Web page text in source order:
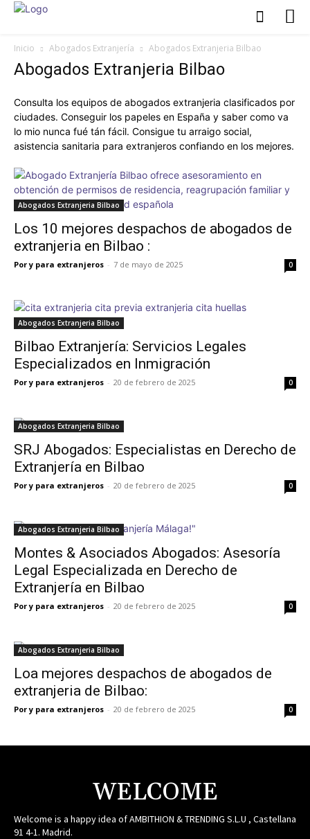
Inicio Abogados Extranjería Abogados Extranjeria Bilbao
Abogados Extranjeria Bilbao
Consulta los equipos de abogados extranjeria clasificados por
ciudades. Conseguir los papeles en España y saber como va
lo mio nunca fué tán fácil. Consigue tu arraigo social,
asistencia sanitaria para extranjeros confiando en los mejores.
Abogados Extranjeria Bilbao
Los 10 mejores despachos de abogados de
extranjeria en Bilbao :
Por y para extranjeros - 7 de mayo de 2025 0
Abogados Extranjeria Bilbao
Bilbao Extranjería: Servicios Legales
Especializados en Inmigración
Por y para extranjeros - 20 de febrero de 2025 0
Abogados Extranjeria Bilbao
SRJ Abogados: Especialistas en Derecho de
Extranjería en Bilbao
Por y para extranjeros - 20 de febrero de 2025 0
Abogados Extranjeria Bilbao
Montes & Asociados Abogados: Asesoría
Legal Especializada en Derecho de
Extranjería en Bilbao
Por y para extranjeros - 20 de febrero de 2025 0
Abogados Extranjeria Bilbao
Loa mejores despachos de abogados de
extranjeria de Bilbao:
Por y para extranjeros - 20 de febrero de 2025 0
WELCOME
Welcome is a happy idea of AMBITHION & TRENDING S.L.U , Castellana
91 4-1. Madrid.